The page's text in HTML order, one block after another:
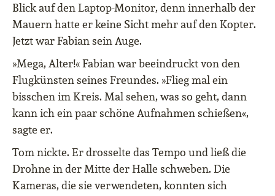
Blick auf den Laptop-Monitor, denn innerhalb der
Mauern hatte er keine Sicht mehr auf den Kopter.
Jetzt war Fabian sein Auge.
»Mega, Alter!« Fabian war beeindruckt von den
Flugkünsten seines Freundes. »Flieg mal ein
bisschen im Kreis. Mal sehen, was so geht, dann
kann ich ein paar schöne Aufnahmen schießen«,
sagte er.
Tom nickte. Er drosselte das Tempo und ließ die
Drohne in der Mitte der Halle schweben. Die
Kameras, die sie verwendeten, konnten sich